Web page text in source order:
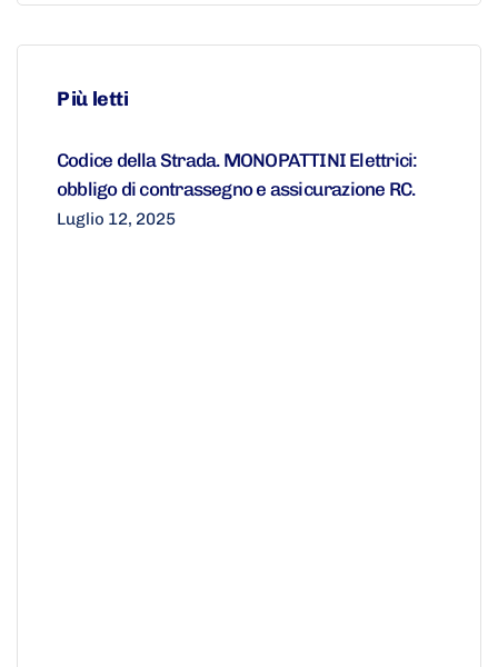
Più letti
Codice della Strada. MONOPATTINI Elettrici:
obbligo di contrassegno e assicurazione RC.
Luglio 12, 2025